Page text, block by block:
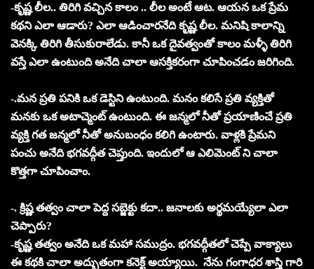
-కృష్ణ లీల.. తిరిగి వచ్చిన కాలం .. లీల అంటే ఆట. ఆయన ఒక ప్రేమ
కథని ఎలా ఆడారు? ఎలా ఆడించారనేది కృష్ణ లీల. మనిషి కాలాన్ని
వెనక్కి తిరిగి తీసుకురాలేడు. కానీ ఒక దైవత్వంతో కాలం మళ్ళీ తిరిగి
వస్తే ఎలా ఉంటుంది అనేది చాలా ఆసక్తికరంగా చూపించడం జరిగింది.
-.మన ప్రతి పనికి ఒక డెస్టిని ఉంటుంది. మనం కలిసే ప్రతి వ్యక్తితో
మనకు ఒక అటాచ్మెంట్ ఉంటుంది. ఈ జన్మలో నీతో ప్రయాణించే ప్రతి
వ్యక్తి గత జన్మలో నీతో అనుబంధం కలిగి ఉంటారు. వాళ్లకి ప్రేమని
పంచు అనేది భగవద్గీత చెప్తుంది. ఇందులో ఆ ఎలిమెంట్ ని చాలా
కొత్తగా చూపించాం.
-. క్రిష్ణ తత్వం చాలా పెద్ద సబ్జెక్టు కదా.. జనాలకు అర్థమయ్యేలా ఎలా
చెప్పారు?
-కృష్ణ తత్వం అనేది ఒక మహా సముద్రం. భగవద్గీతలో చెప్పే వాక్యాలు
ఈ కథకి చాలా అద్భుతంగా కనెక్ట్ అయ్యాయి. నేను గంగాధర శాస్త్రి గారి